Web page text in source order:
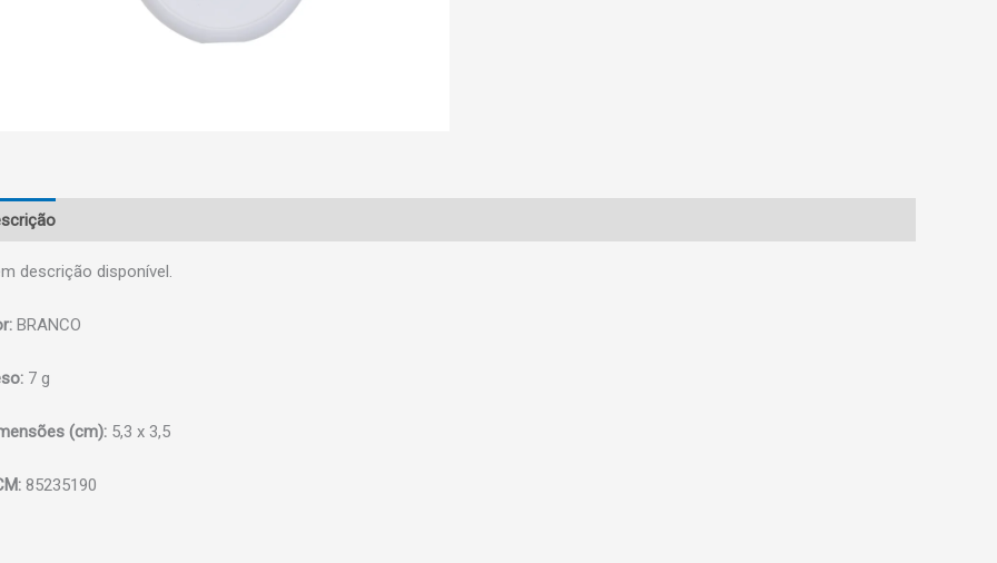
descrição disponível.
BRANCO
7 g
(cm): 5,3 x 3,5
85235190